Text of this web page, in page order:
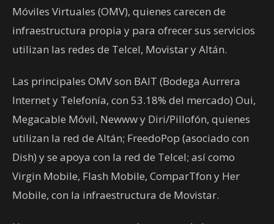
Móviles Virtuales (OMV), quienes carecen de
infraestructura propia y para ofrecer sus servicios
utilizan las redes de Telcel, Movistar y Altán.
Las principales OMV son BAIT (Bodega Aurrera
Internet y Telefonía, con 53.18% del mercado) Oui,
Megacable Móvil, Newww y Diri/Pillofón, quienes
utilizan la red de Altán; FreedoPop (asociado con
Dish) y se apoya con la red de Telcel; así como
Virgin Mobile, Flash Mobile, ComparTfon y Her
Mobile, con la infraestructura de Movistar.